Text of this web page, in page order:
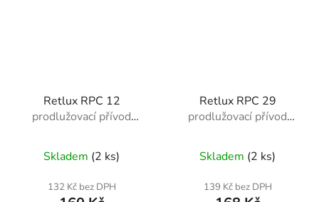
Retlux RPC 12
prodlužovací přívod
Skladem (2 ks)
132 Kč bez DPH
Retlux RPC 29
prodlužovací přívod
Skladem (2 ks)
139 Kč bez DPH